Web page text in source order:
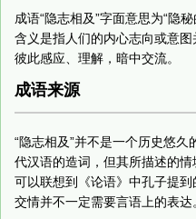
成语“隐志相及”字面意思为“隐
含义是指人们的内心志向或意
彼此感应、理解，暗中交流。
成语来源
“隐志相及”并不是一个历史悠
代汉语的造词，但其所描述的情
可以联想到《论语》中孔子提到
交情并不一定需要言语上的表达